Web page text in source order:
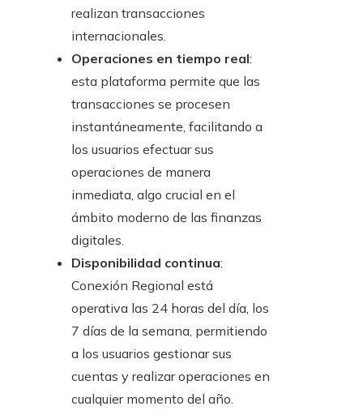
realizan transacciones
internacionales.
Operaciones en tiempo real:
esta plataforma permite que las
transacciones se procesen
instantáneamente, facilitando a
los usuarios efectuar sus
operaciones de manera
inmediata, algo crucial en el
ámbito moderno de las finanzas
digitales.
Disponibilidad continua:
Conexión Regional está
operativa las 24 horas del día, los
7 días de la semana, permitiendo
a los usuarios gestionar sus
cuentas y realizar operaciones en
cualquier momento del año.